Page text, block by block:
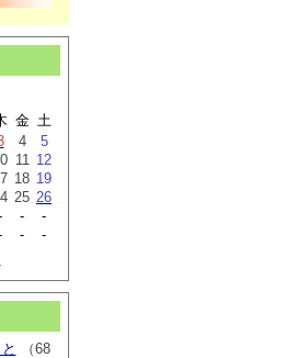
金 土
4
5
11 12
18 19
25 26
-
-
-
-
（68